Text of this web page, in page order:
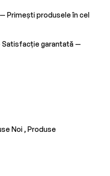
— Primești produsele în cel
Satisfacție garantată —
Noi , Produse